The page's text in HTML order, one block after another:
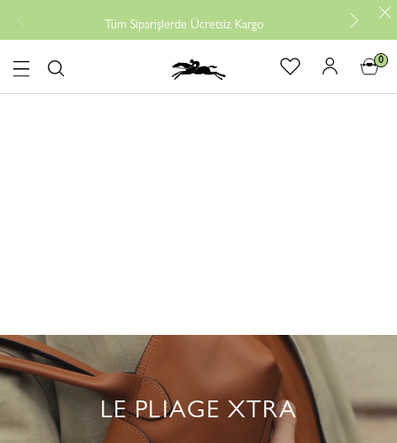
Tüm Siparişlerde Ücretsiz Kargo Ücretsiz
0
LE PLIAGE XTRA